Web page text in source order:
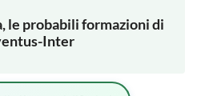
le probabili formazioni di
Inter